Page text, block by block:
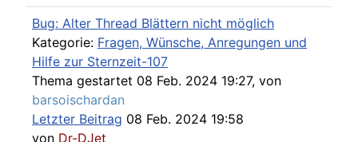
Bug: Alter Thread Blättern nicht möglich
Kategorie: Fragen, Wünsche, Anregungen und
Hilfe zur Sternzeit-107
Thema gestartet 08 Feb. 2024 19:27, von
barsoischardan
Letzter Beitrag 08 Feb. 2024 19:58
von Dr-DJet